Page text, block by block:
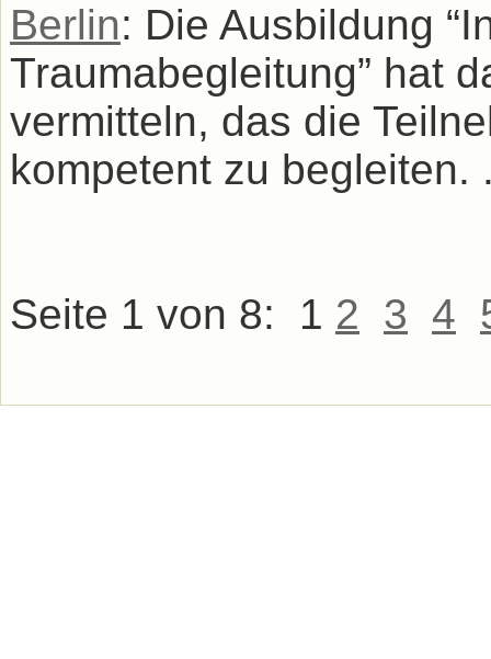
Berlin: Die Ausbildung
Traumabegleitung” hat
vermitteln, das die
kompetent zu begleiten.
Seite 1 von 8: 1 2 3 4